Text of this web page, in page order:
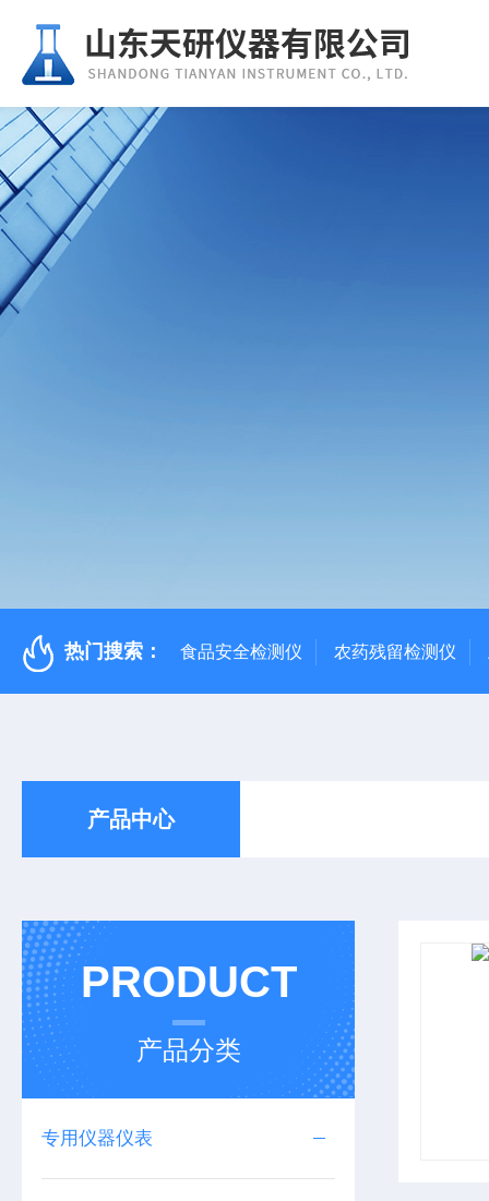
热门搜索： 食品安全检测仪 农药残留检测仪
产品中心
PRODUCT
产品分类
专用仪器仪表